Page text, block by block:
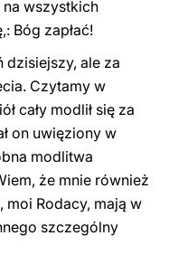
wszystkich
Bóg zapłać!
dzisiejszy, ale za
Czytamy w
cały modlił się za
on uwięziony w
modlitwa
że mnie również
moi Rodacy, mają w
szczególny